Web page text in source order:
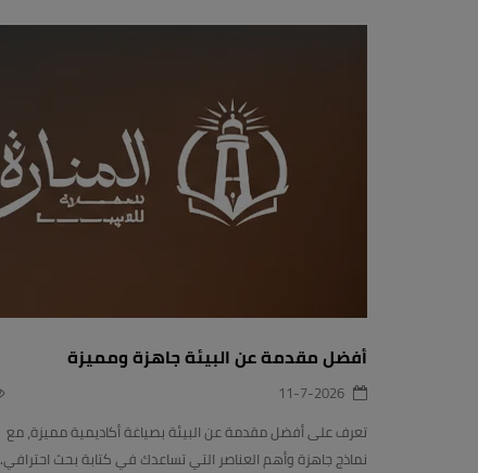
أفضل مقدمة عن البيئة جاهزة ومميزة
تعرف على أفضل مقدمة عن البيئة بصياغة أكاديمية مميزة، مع
نماذج جاهزة وأهم العناصر التي تساعدك في كتابة بحث احترافي.